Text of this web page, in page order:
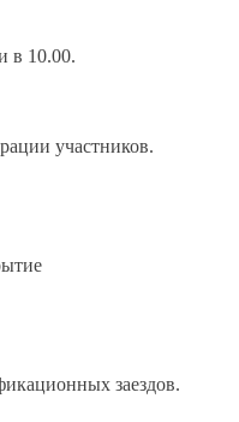
в 10.00.
участников.
заездов.